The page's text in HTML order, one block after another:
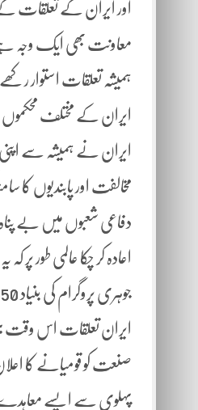
اور ایران کے تعلقات کے
معاونت بھی ایک وجہ ہے
ہمیشہ تعلقات استوار
ایران کے مختلف محکموں
ایران نے ہمیشہ سے اپنی
مخالفت اور پابندیوں کا
دفاعی شعبوں میں بے
اعادہ کر چکا عالمی طور
ایران تعلقات اس وقت